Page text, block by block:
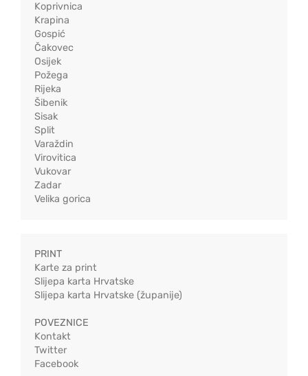
Koprivnica
Krapina
Gospić
Čakovec
Osijek
Požega
Rijeka
Šibenik
Sisak
Split
Varaždin
Virovitica
Vukovar
Zadar
Velika gorica
PRINT
Karte za print
Slijepa karta Hrvatske
Slijepa karta Hrvatske (županije)
POVEZNICE
Kontakt
Twitter
Facebook